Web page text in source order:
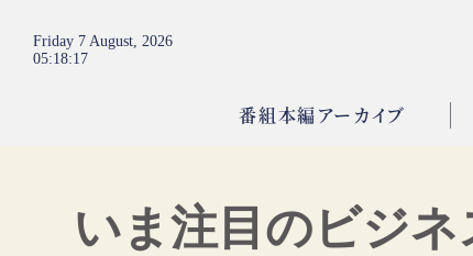
番組本編アーカイブ
Friday 7 August, 2026
05:18:18
いま注目のビジ